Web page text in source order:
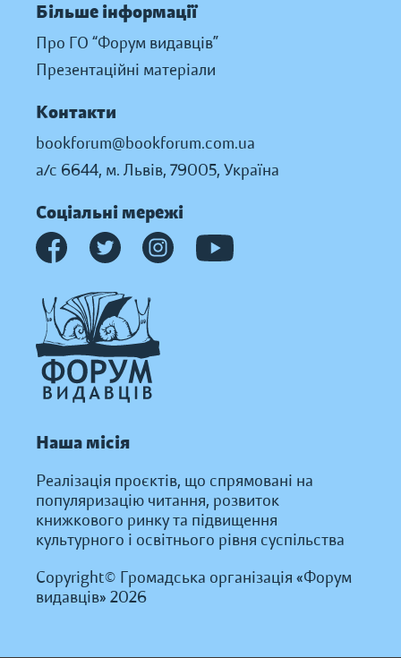
Більше інформації
Про ГО “Форум видавців”
Презентаційні матеріали
Контакти
bookforum@bookforum.com.ua
а/с 6644, м. Львів, 79005, Україна
Соціальні мережі
Наша місія
Реалізація проєктів, що спрямовані на
популяризацію читання, розвиток
книжкового ринку та підвищення
культурного і освітнього рівня суспільства
Copyright© Громадська організація «Форум
видавців» 2026